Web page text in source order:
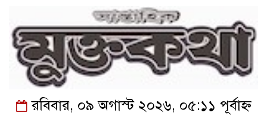
রবিবার, ০৯ অগাস্ট ২০২৬, ০৫:১১ পূর্বাহ্ন